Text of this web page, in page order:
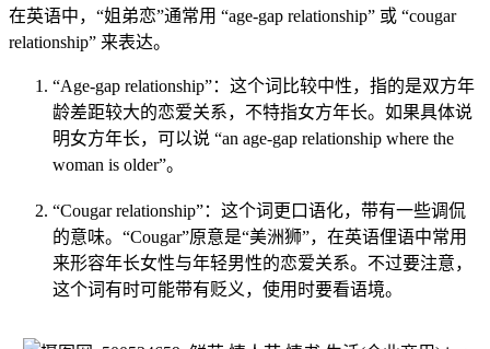
在英语中，“姐弟恋”通常用 “age-gap relationship” 或 “cougar
relationship” 来表达。
“Age-gap relationship”：这个词比较中性，指的是双方年
龄差距较大的恋爱关系，不特指女方年长。如果具体说
明女方年长，可以说 “an age-gap relationship where the
woman is older”。
“Cougar relationship”：这个词更口语化，带有一些调侃
的意味。“Cougar”原意是“美洲狮”，在英语俚语中常用
来形容年长女性与年轻男性的恋爱关系。不过要注意，
这个词有时可能带有贬义，使用时要看语境。